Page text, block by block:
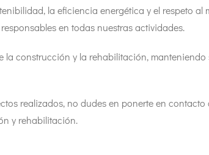
la eficiencia energética y el respeto
en todas nuestras actividades.
la construcción y la rehabilitación,
realizados, no dudes en ponerte en
y rehabilitación.